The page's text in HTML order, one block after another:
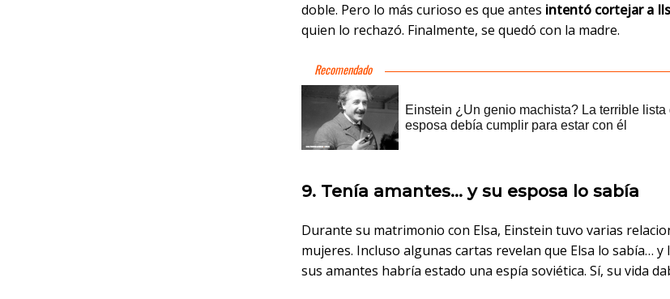
doble. Pero lo más curioso es que antes intentó cortejar a
quien lo rechazó. Finalmente, se quedó con la madre.
9. Tenía amantes… y su esposa lo sabía
Durante su matrimonio con Elsa, Einstein tuvo varias
mujeres. Incluso algunas cartas revelan que Elsa lo sabía…
sus amantes habría estado una espía soviética. Sí, su vida